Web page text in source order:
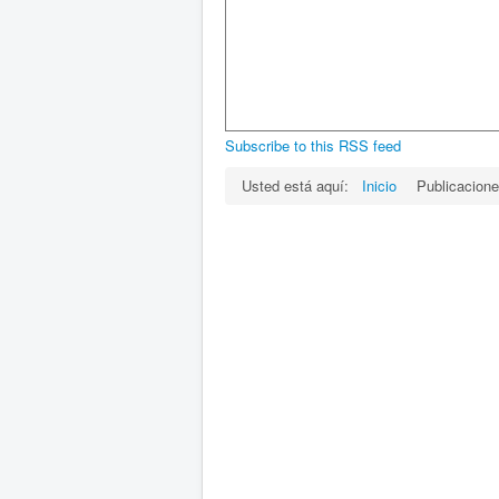
Subscribe to this RSS feed
Usted está aquí:
Inicio